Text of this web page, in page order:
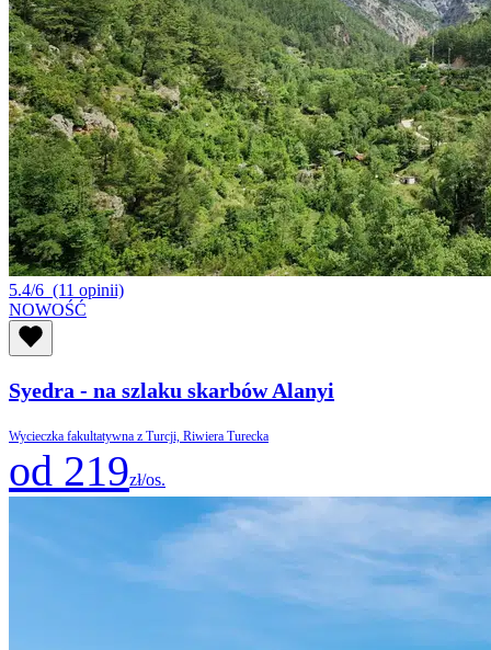
5.4/6 (11 opinii)
NOWOŚĆ
Syedra - na szlaku skarbów Alanyi
Wycieczka fakultatywna z Turcji, Riwiera Turecka
od 219zł/os.